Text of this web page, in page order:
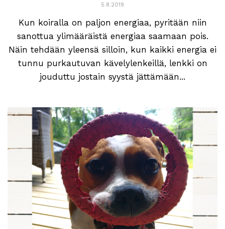
5.8.2019
Kun koiralla on paljon energiaa, pyritään niin
sanottua ylimääräistä energiaa saamaan pois.
Näin tehdään yleensä silloin, kun kaikki energia ei
tunnu purkautuvan kävelylenkeillä, lenkki on
jouduttu jostain syystä jättämään...